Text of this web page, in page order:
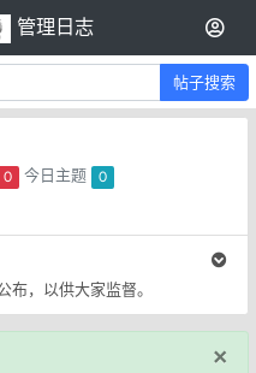
管理日志
帖子搜索
0 今日主题 0
，以供大家监督。
×